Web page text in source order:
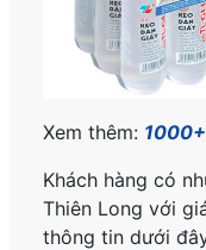
Xem thêm:
Khách hàng có
Thiên Long với
thông tin dưới